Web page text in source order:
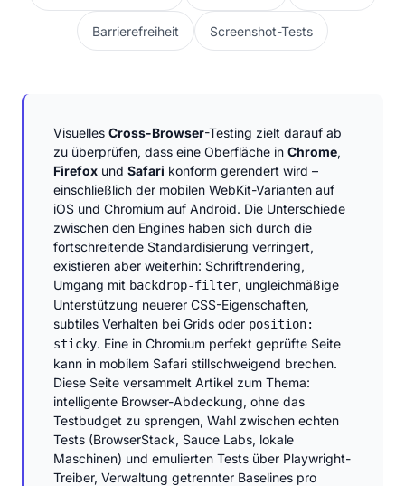
Barrierefreiheit Screenshot-Tests
Visuelles Cross-Browser-Testing zielt darauf ab
zu überprüfen, dass eine Oberfläche in Chrome,
Firefox und Safari konform gerendert wird –
einschließlich der mobilen WebKit-Varianten auf
iOS und Chromium auf Android. Die Unterschiede
zwischen den Engines haben sich durch die
fortschreitende Standardisierung verringert,
existieren aber weiterhin: Schriftrendering,
Umgang mit backdrop-filter, ungleichmäßige
Unterstützung neuerer CSS-Eigenschaften,
subtiles Verhalten bei Grids oder position:
sticky. Eine in Chromium perfekt geprüfte Seite
kann in mobilem Safari stillschweigend brechen.
Diese Seite versammelt Artikel zum Thema:
intelligente Browser-Abdeckung, ohne das
Testbudget zu sprengen, Wahl zwischen echten
Tests (BrowserStack, Sauce Labs, lokale
Maschinen) und emulierten Tests über Playwright-
Treiber, Verwaltung getrennter Baselines pro